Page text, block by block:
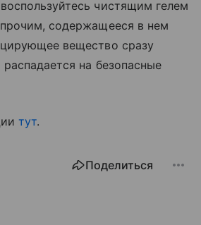
чистящим гелем
содержащееся в нем
вещество сразу
на безопасные
тут.
Поделиться